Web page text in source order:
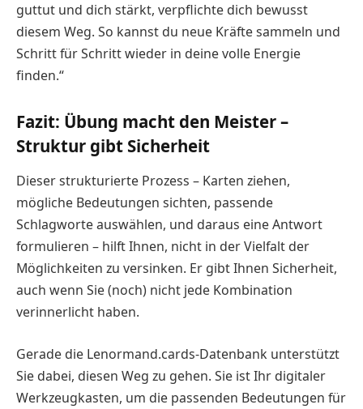
guttut und dich stärkt, verpflichte dich bewusst
diesem Weg. So kannst du neue Kräfte sammeln und
Schritt für Schritt wieder in deine volle Energie
finden.“
Fazit: Übung macht den Meister –
Struktur gibt Sicherheit
Dieser strukturierte Prozess – Karten ziehen,
mögliche Bedeutungen sichten, passende
Schlagworte auswählen, und daraus eine Antwort
formulieren – hilft Ihnen, nicht in der Vielfalt der
Möglichkeiten zu versinken. Er gibt Ihnen Sicherheit,
auch wenn Sie (noch) nicht jede Kombination
verinnerlicht haben.
Gerade die Lenormand.cards-Datenbank unterstützt
Sie dabei, diesen Weg zu gehen. Sie ist Ihr digitaler
Werkzeugkasten, um die passenden Bedeutungen für